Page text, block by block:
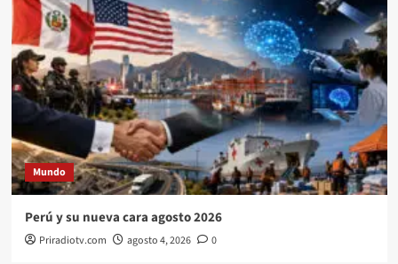
Mundo
Perú y su nueva cara agosto 2026
Priradiotv.com agosto 4, 2026 0